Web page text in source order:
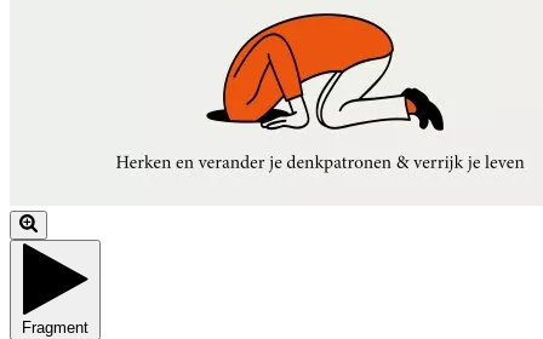
Fragment